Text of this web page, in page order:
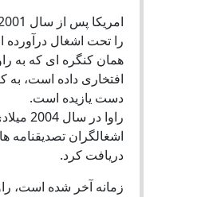
را تحت اشغال درآورده
همان کنگره ای که به
افتخاری داده است، به
دست یازیده است.
راوا در
اشغالگران تصدیقنامه
دریافت کرد.
زمانه آخر شده است،